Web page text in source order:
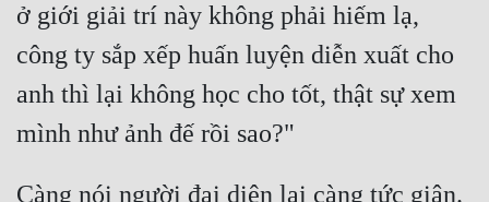
Tu Chân
Tu Tiên
Tội Phạm
Vô Địch
Võ Hiệp
ở giới giải trí này không phải hiếm lạ,
công ty sắp xếp huấn luyện diễn xuất cho
anh thì lại không học cho tốt, thật sự xem